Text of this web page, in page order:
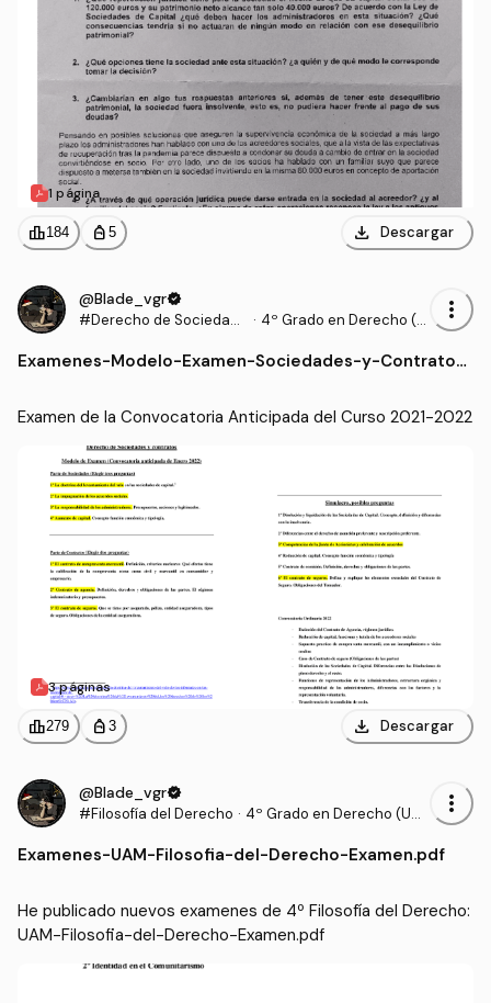
1 página
leaderboard184 personal_bag 5 download Descargar
@Blade_vgrverified
#Derecho de Sociedade
s
· 4º Grado en Derecho (U
more_vert
Examenes-Modelo-Examen-Sociedades-y-Contratos-
s.pdf
Examen de la Convocatoria Anticipada del Curso 2021-2022
3 páginas
leaderboard279 personal_bag 3 download Descargar
@Blade_vgrverified
#Filosofía del Derecho · 4º Grado en Derecho (UA
more_vert
Examenes-UAM-Filosofia-del-Derecho-Examen.pdf
He publicado nuevos examenes de 4º Filosofía del Derecho:
UAM-Filosofia-del-Derecho-Examen.pdf